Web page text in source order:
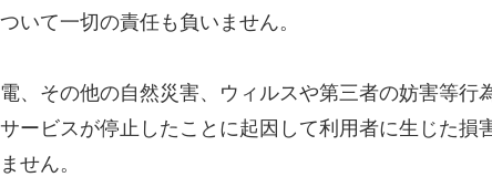
いて一切の責任も負いません。
、その他の自然災害、ウィルスや第三者の妨害等行
ービスが停止したことに起因して利用者に生じた損
せん。